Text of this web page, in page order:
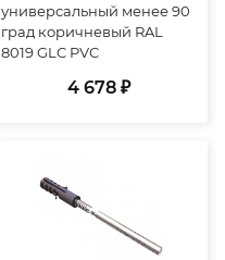
универсальный менее 90
град коричневый RAL
8019 GLC PVC
4 678 ₽